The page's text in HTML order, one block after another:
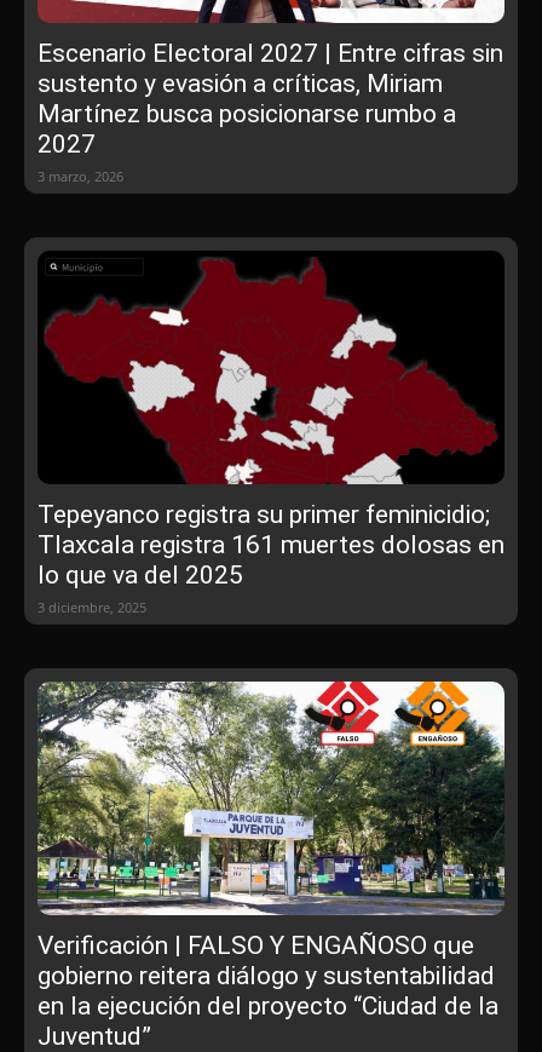
Escenario Electoral 2027 | Entre cifras sin
sustento y evasión a críticas, Miriam
Martínez busca posicionarse rumbo a
2027
3 marzo, 2026
Tepeyanco registra su primer feminicidio;
Tlaxcala registra 161 muertes dolosas en
lo que va del 2025
3 diciembre, 2025
Verificación | FALSO Y ENGAÑOSO que
gobierno reitera diálogo y sustentabilidad
en la ejecución del proyecto “Ciudad de la
Juventud”